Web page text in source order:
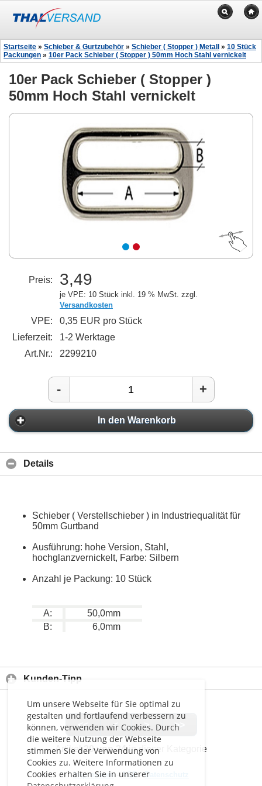
Um unsere Webseite für Sie optimal zu
gestalten und fortlaufend verbessern zu
können, verwenden wir Cookies. Durch
die weitere Nutzung der Webseite
stimmen Sie der Verwendung von
Cookies zu. Weitere Informationen zu
Cookies erhalten Sie in unserer
Startseite » Schieber & Gurtzubehör » Schieber ( Stopper ) Metall » 10 Stück
Packungen » 10er Pack Schieber ( Stopper ) 50mm Hoch Stahl vernickelt
10er Pack Schieber ( Stopper )
50mm Hoch Stahl vernickelt
Preis: 3,49
je VPE: 10 Stück inkl. 19 % MwSt. zzgl.
Versandkosten
VPE:
0,35 EUR pro Stück
Lieferzeit:
1-2 Werktage
Art.Nr.:
2299210
- +
In den Warenkorb
Details
Schieber ( Verstellschieber ) in Industriequalität für
50mm Gurtband
Ausführung: hohe Version, Stahl,
hochglanzvernickelt, Farbe: Silbern
Anzahl je Packung: 10 Stück
A:
50,0mm
B:
6,0mm
Kunden-Tipp
<< < > >>
Artikel20 von 24in dieser Kategorie
Impressum-AGB-Datenschutz